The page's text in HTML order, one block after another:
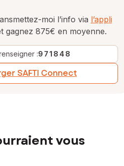
moi l’info via l’appli
gagnez 875€ en moyenne.
:971848
SAFTI Connect
vous